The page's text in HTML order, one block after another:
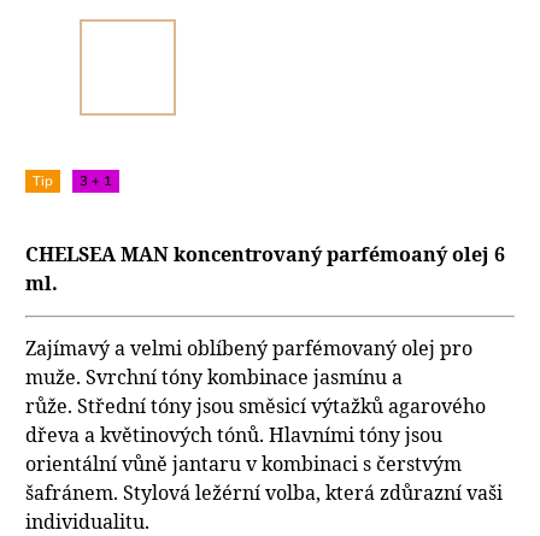
Tip 3 + 1
CHELSEA MAN koncentrovaný parfémoaný olej 6
ml.
Zajímavý a velmi oblíbený parfémovaný olej pro
muže. Svrchní tóny kombinace jasmínu a
růže. Střední tóny jsou směsicí výtažků agarového
dřeva a květinových tónů. Hlavními tóny jsou
orientální vůně jantaru v kombinaci s čerstvým
šafránem. Stylová ležérní volba, která zdůrazní vaši
individualitu.